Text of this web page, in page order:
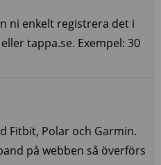
ni enkelt registrera det i
tappa.se. Exempel: 30
Fitbit, Polar och Garmin.
på webben så överförs